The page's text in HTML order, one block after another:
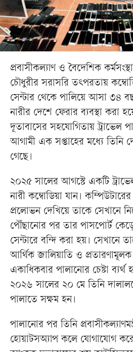
প্রবাসীকল্যাণ ও বৈদেশিক
চৌধুরীর সরাসরি তৎপরতায়
সেন্টার থেকে পালিয়ে আসা ৩৪
নারীর দেশে ফেরার ব্যবস্থা করা
দূতাবাসের সহযোগিতায় ট্রাভেল
আগামী এক সপ্তাহের মধ্যে তিনি
গেছে।
২০২৫ সালের আগস্টে একটি
নারী কম্বোডিয়া যান।
প্রলোভন দেখিয়ে তাকে সেখানে
পৌঁছানোর পর তার পাসপোর্ট কেড়ে
সেন্টারে বন্দি করা হয়। সেখানে
আর্থিক জালিয়াতি ও
একাধিকবার পালানোর চেষ্টা
২০২৬ সালের ২০ মে তিনি
পালাতে সক্ষম হন।
পালানোর পর তিনি
হোয়াটসঅ্যাপ কলে যোগাযোগ